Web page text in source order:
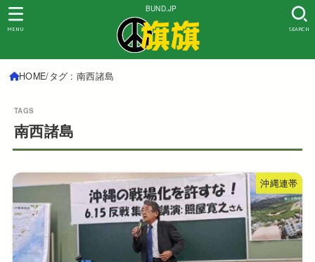
BUND.JP
SEARCH
MENU
HOME タグ : 南西諸島
南西諸島
沖縄連帯